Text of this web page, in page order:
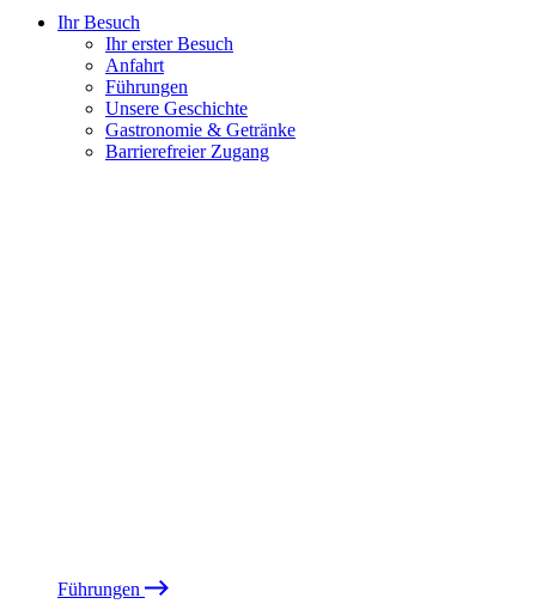
Ihr Besuch
Ihr erster Besuch
Anfahrt
Führungen
Unsere Geschichte
Gastronomie & Getränke
Barrierefreier Zugang
Führungen